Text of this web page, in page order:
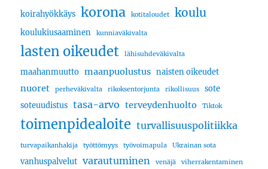
koirahyökkäys korona kotitaloudet koulu
koulukiusaaminen kunniaväkivalta
lasten oikeudet lähisuhdeväkivalta
maahanmuutto maanpuolustus naisten oikeudet
nuoret perheväkivalta rikoksentorjunta rikollisuus
sote
soteuudistus tasa-arvo terveydenhuolto Tiktok
toimenpidealoite turvallisuuspolitiikka
turvapaikanhakija työttömyys työvoimapula Ukrainan sota
vanhuspalvelut varautuminen venäjä viherrakentaminen